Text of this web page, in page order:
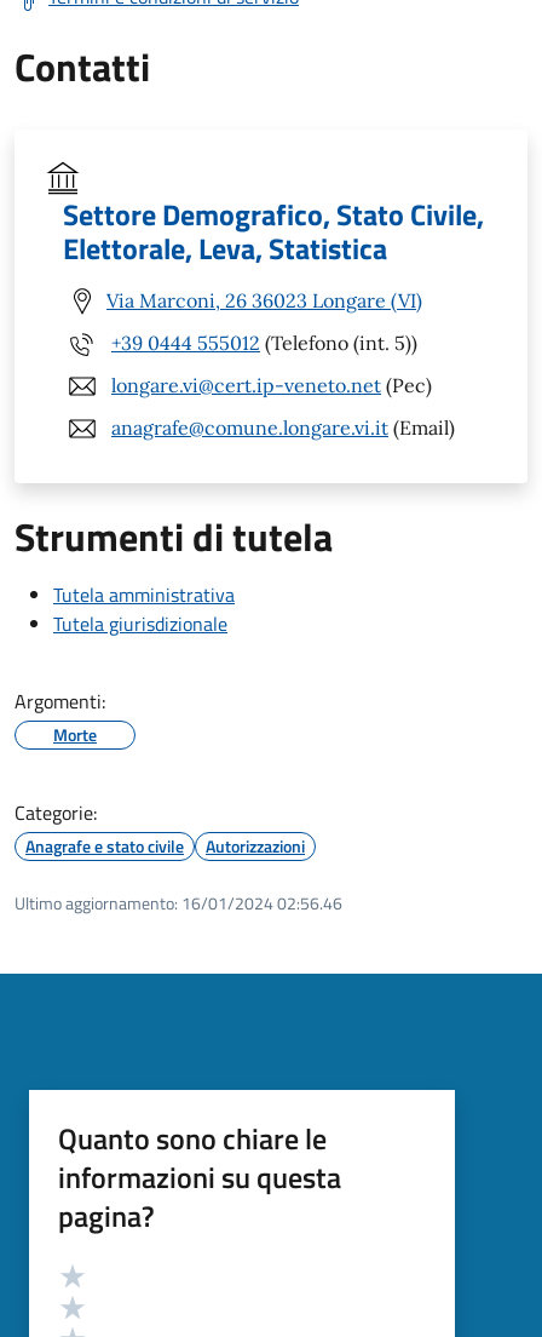
Contatti
Settore Demografico, Stato Civile,
Elettorale, Leva, Statistica
Via Marconi, 26 36023 Longare (VI)
+39 0444 555012 (Telefono (int. 5))
longare.vi@cert.ip-veneto.net (Pec)
anagrafe@comune.longare.vi.it (Email)
Strumenti di tutela
Tutela amministrativa
Tutela giurisdizionale
Argomenti:
Morte
Categorie:
Anagrafe e stato civile Autorizzazioni
Ultimo aggiornamento: 16/01/2024 02:56.46
Quanto sono chiare le
informazioni su questa
pagina?
Valutazione